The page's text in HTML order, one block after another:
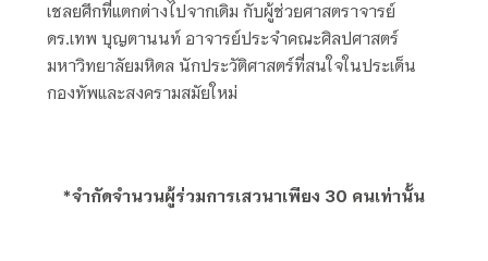
เชลยศึกที่แตกต่างไปจากเดิม กับผู้ช่วยศาสตราจารย์
ดร.เทพ บุญตานนท์ อาจารย์ประจำคณะศิลปศาสตร์
มหาวิทยาลัยมหิดล นักประวัติศาสตร์ที่สนใจในประเด็น
กองทัพและสงครามสมัยใหม่
*จำกัดจำนวนผู้ร่วมการเสวนาเพียง 30 คนเท่านั้น